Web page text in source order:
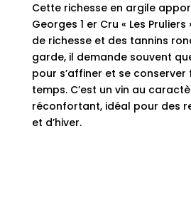
Cette richesse en argile
Georges 1 er Cru « Les
de richesse et des tannins
garde, il demande souvent
pour s’affiner et se
temps. C’est un vin au
réconfortant, idéal pour des
et d’hiver.